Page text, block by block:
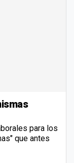
para los
que antes